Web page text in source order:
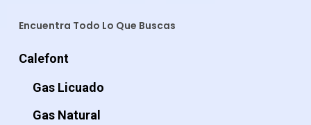
Encuentra Todo Lo Que Buscas
Calefont
Gas Licuado
Gas Natural